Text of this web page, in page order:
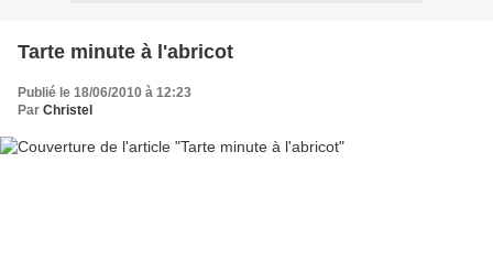
Tarte minute à l'abricot
Publié le 18/06/2010 à 12:23
Par Christel